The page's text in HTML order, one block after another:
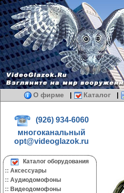
О фирме | Каталог |
(926) 934-6060
многоканальный
opt@videoglazok.ru
Каталог оборудования
:: Аксессуары
:: Аудиодомофоны
:: Видеодомофоны